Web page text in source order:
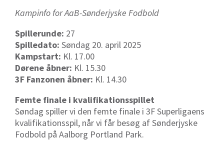
Kampinfo for AaB-Sønderjyske Fodbold
Spillerunde: 27
Spilledato: Søndag 20. april 2025
Kampstart: Kl. 17.00
Dørene åbner: Kl. 15.30
3F Fanzonen åbner: Kl. 14.30
Femte finale i kvalifikationsspillet
Søndag spiller vi den femte finale i 3F Superligaens
kvalifikationsspil, når vi får besøg af Sønderjyske
Fodbold på Aalborg Portland Park.